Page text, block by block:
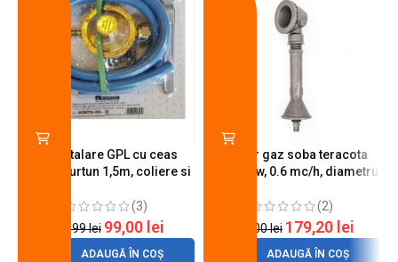
Kit instalare GPL cu ceas
butelie, furtun 1,5m, coliere si
(3)
120,99lei 99,00 lei
ADAUGĂ ÎN COȘ
Arzator gaz soba teracota
A600, 6 kw, 0.6 mc/h, diametru
(2)
200,00lei 179,20 lei
ADAUGĂ ÎN COȘ